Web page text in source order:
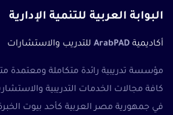
البوابة العربية للتنمية الإدارية
أكاديمية ArabPAD للتدريب والاستشارات
مؤسسة تدريبية رائدة متكاملة
في جمهورية مصر العربية كأحد بيوت